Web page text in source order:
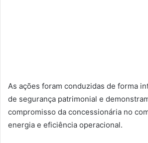
As ações foram conduzidas de forma
de segurança patrimonial e
compromisso da concessionária no
energia e eficiência operacional.